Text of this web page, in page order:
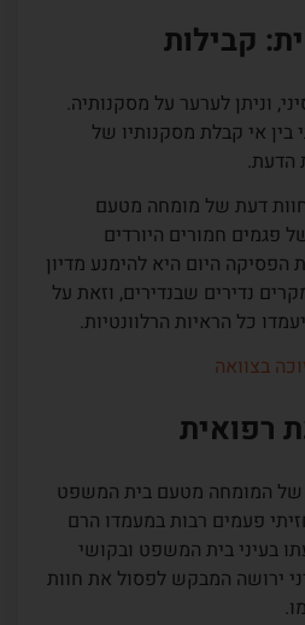
קבילות
וניתן לערער על מסקנותיה.
בין אי קבלת מסקנותיו של
הדעת.
חוות דעת של מומחה מטעם
פגמים חמורים היורדים
היום היא להימנע מדיון
נדירים שבנדירים, וזאת על
כל הראיות הרלוונטיות.
בצוואה
רפואית
של המומחה מטעם בית המשפט
פעמים רבות במעמדו הרם
בעיני בית המשפט ובקושי
ירושה המבקש לפסול את חוות